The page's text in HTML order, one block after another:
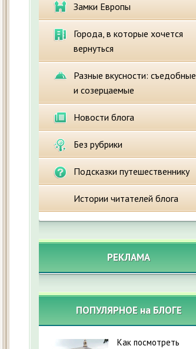
Замки Европы
Города, в которые хочется
вернуться
Разные вкусности: съедобные
и созерцаемые
Новости блога
Без рубрики
Подсказки путешественнику
Истории читателей блога
РЕКЛАМА
ПОПУЛЯРНОЕ на БЛОГЕ
Как посмотреть